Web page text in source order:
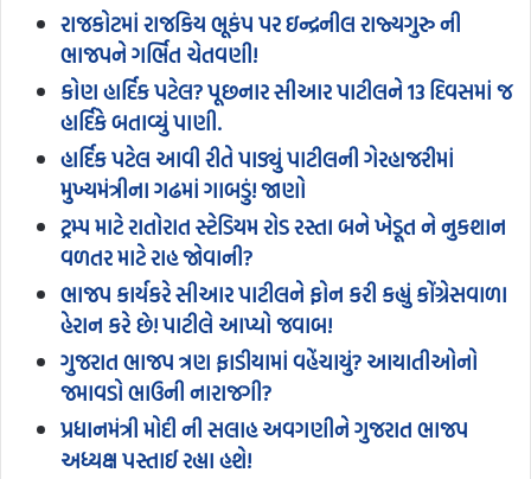
રાજકોટમાં રાજકિય ભૂકંપ પર ઇન્દ્રનીલ રાજ્યગુરુ ની
ભાજપને ગર્ભિત ચેતવણી!
કોણ હાર્દિક પટેલ? પૂછનાર સીઆર પાટીલને 13 દિવસમાં જ
હાર્દિકે બતાવ્યું પાણી.
હાર્દિક પટેલ આવી રીતે પાડ્યું પાટીલની ગેરહાજરીમાં
મુખ્યમંત્રીના ગઢમાં ગાબડું! જાણો
ટ્રમ્પ માટે રાતોરાત સ્ટેડિયમ રોડ રસ્તા બને ખેડૂત ને નુકશાન
વળતર માટે રાહ જોવાની?
ભાજપ કાર્યકરે સીઆર પાટીલને ફોન કરી કહ્યું કોંગ્રેસવાળા
હેરાન કરે છે! પાટીલે આપ્યો જવાબ!
ગુજરાત ભાજપ ત્રણ ફાડીયામાં વહેંચાયું? આયાતીઓનો
જમાવડો ભાઉની નારાજગી?
પ્રધાનમંત્રી મોદી ની સલાહ અવગણીને ગુજરાત ભાજપ
અધ્યક્ષ પસ્તાઈ રહ્યા હશે!